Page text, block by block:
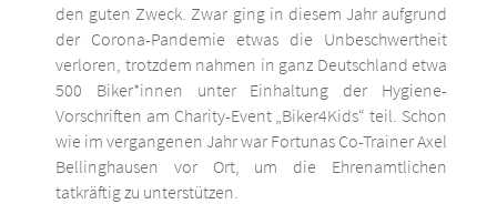
den guten Zweck. Zwar ging in diesem Jahr aufgrund
der Corona-Pandemie etwas die Unbeschwertheit
verloren, trotzdem nahmen in ganz Deutschland etwa
500 Biker*innen unter Einhaltung der Hygiene-
Vorschriften am Charity-Event „Biker4Kids“ teil. Schon
wie im vergangenen Jahr war Fortunas Co-Trainer Axel
Bellinghausen vor Ort, um die Ehrenamtlichen
tatkräftig zu unterstützen.